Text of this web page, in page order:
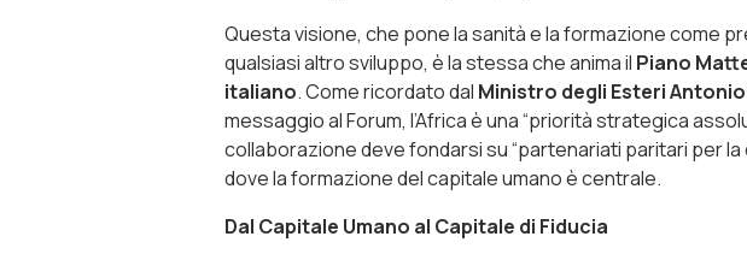
Questa visione, che pone la sanità e la formazione come
qualsiasi altro sviluppo, è la stessa che anima il Piano
italiano. Come ricordato dal Ministro degli Esteri
messaggio al Forum, l’Africa è una“priorità strategica
collaborazione deve fondarsi su“partenariati paritari per
dove la formazione del capitale umano è centrale.
Dal Capitale Umano al Capitale di Fiducia